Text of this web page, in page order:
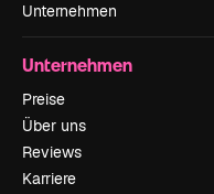
Unternehmen
Unternehmen
Preise
Über uns
Reviews
Karriere